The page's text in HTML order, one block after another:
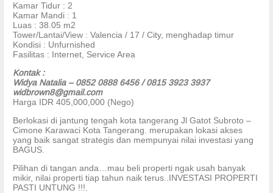
Kamar Tidur : 2
Kamar Mandi : 1
Luas : 38.05 m2
Tower/Lantai/View : Valencia / 17 / City, menghadap timur
Kondisi : Unfurnished
Fasilitas : Internet, Service Area
Kontak :
Widya Natalia – 0852 0888 6456 / 0815 3923 3937
widbrown8@gmail.com
Harga IDR 405,000,000 (Nego)
Berlokasi di jantung tengah kota tangerang Jl Gatot Subroto –
Cimone Karawaci Kota Tangerang. merupakan lokasi akses
yang baik sangat strategis dan mempunyai nilai investasi yang
BAGUS.
Pilihan di tangan anda…mau beli properti ngak usah banyak
mikir, nilai properti tiap tahun naik terus..INVESTASI PROPERTI
PASTI UNTUNG !!!.